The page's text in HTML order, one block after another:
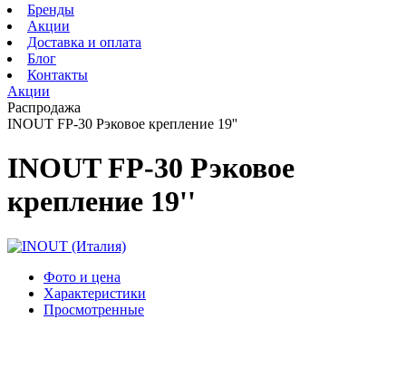
Бренды
Акции
Доставка и оплата
Блог
Контакты
Акции
Распродажа
INOUT FP-30 Рэковое крепление 19''
INOUT FP-30 Рэковое
крепление 19''
Фото и цена
Характеристики
Просмотренные